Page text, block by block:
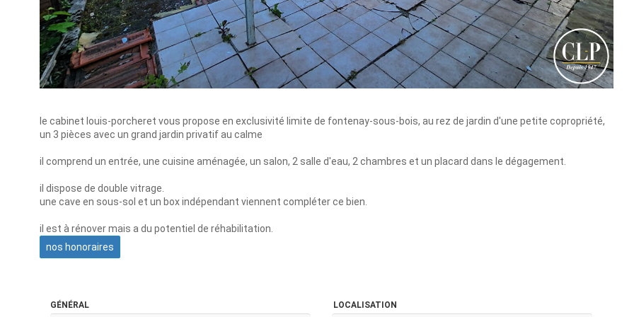
le cabinet louis-porcheret vous propose en exclusivité limite de fontenay-sous-bois, au rez de jardin d'une petite copropriété,
un 3 pièces avec un grand jardin privatif au calme
il comprend un entrée, une cuisine aménagée, un salon, 2 salle d'eau, 2 chambres et un placard dans le dégagement.
il dispose de double vitrage.
une cave en sous-sol et un box indépendant viennent compléter ce bien.
il est à rénover mais a du potentiel de réhabilitation.
nos honoraires
GÉNÉRAL LOCALISATION